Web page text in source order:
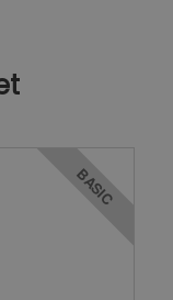
BASIC